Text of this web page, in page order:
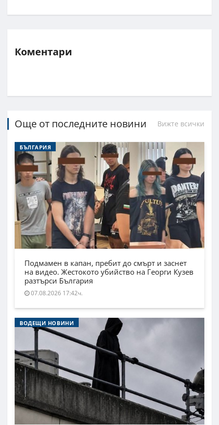
Коментари
Още от последните новини Вижте всички
БЪЛГАРИЯ
Подмамен в капан, пребит до смърт и заснет
на видео. Жестокото убийство на Георги Кузев
разтърси България
07.08.2026 17:42ч.
ВОДЕЩИ НОВИНИ